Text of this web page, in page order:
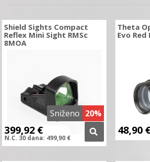
Sniženo 20%
Shield Sights Compact
Reflex Mini Sight RMSc
8MOA
399,92 €
N.C. 30 dana: 499,90 €
Theta
Evo
48,90